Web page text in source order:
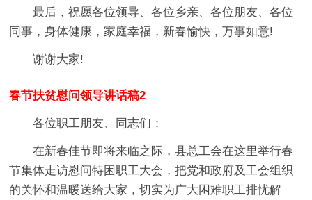
最后，祝愿各位领导、各位乡亲、各位朋友、各位
同事，身体健康，家庭幸福，新春愉快，万事如意!
谢谢大家!
春节扶贫慰问领导讲话稿2
各位职工朋友、同志们：
在新春佳节即将来临之际，县总工会在这里举行春
节集体走访慰问特困职工大会，把党和政府及工会组织
的关怀和温暖送给大家，切实为广大困难职工排忧解